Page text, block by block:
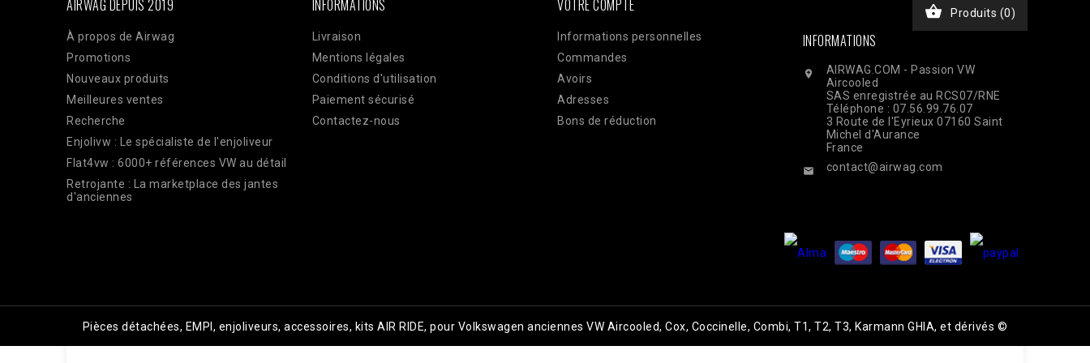
AIRWAG DEPUIS 2019
À propos de Airwag
Promotions
Nouveaux produits
Meilleures ventes
Recherche
Enjolivw : Le spécialiste de l'enjoliveur
Flat4vw : 6000+ références VW au détail
Retrojante : La marketplace des jantes
d'anciennes
INFORMATIONS
Livraison
Mentions légales
Conditions d'utilisation
Paiement sécurisé
Contactez-nous
VOTRE COMPTE
Informations personnelles
Commandes
Avoirs
Adresses
Bons de réduction
 Produits (0)
INFORMATIONS

AIRWAG.COM - Passion VW
Aircooled
SAS enregistrée au RCS07/RNE
Téléphone : 07.56.99.76.07
3 Route de l'Eyrieux 07160 Saint
Michel d'Aurance
France
 contact@airwag.com
Pièces détachées, EMPI, enjoliveurs, accessoires, kits AIR RIDE, pour Volkswagen anciennes VW Aircooled, Cox, Coccinelle, Combi, T1, T2, T3, Karmann GHIA, et dérivés ©